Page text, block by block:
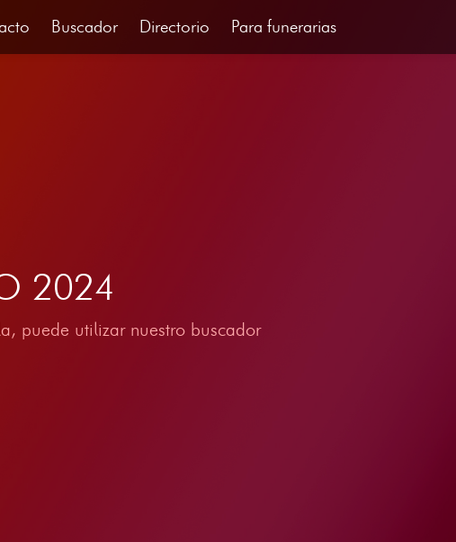
Buscador Directorio Para funerarias
2024
puede utilizar nuestro buscador